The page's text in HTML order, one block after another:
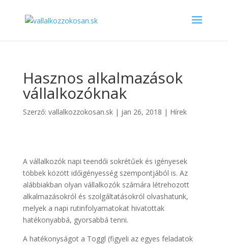
Hasznos alkalmazások
vállalkozóknak
Szerző: vallalkozzokosan.sk| jan 26, 2018 | Hírek
A vállalkozók napi teendői sokrétűek és igényesek
többek között időigényesség szempontjából is. Az
alábbiakban olyan vállalkozók számára létrehozott
alkalmazásokról és szolgáltatásokról olvashatunk,
melyek a napi rutinfolyamatokat hivatottak
hatékonyabbá, gyorsabbá tenni.
A hatékonyságot a Toggl (figyeli az egyes feladatok